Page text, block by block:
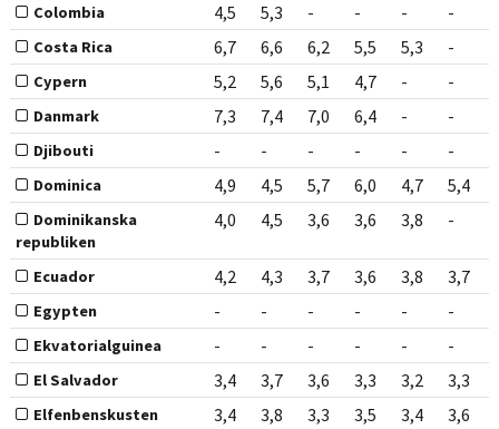
Colombia 4,5 5,3 - - - -
Costa Rica 6,7 6,6 6,2 5,5 5,3 -
Cypern 5,2 5,6 5,1 4,7 - -
Danmark 7,3 7,4 7,0 6,4 - -
Djibouti - - - - - -
Dominica 4,9 4,5 5,7 6,0 4,7 5,4
Dominikanska
republiken
4,0 4,5 3,6 3,6 3,8 -
Ecuador 4,2 4,3 3,7 3,6 3,8 3,7
Egypten - - - - - -
Ekvatorialguinea - - - - - -
El Salvador 3,4 3,7 3,6 3,3 3,2 3,3
Elfenbenskusten 3,4 3,8 3,3 3,5 3,4 3,6